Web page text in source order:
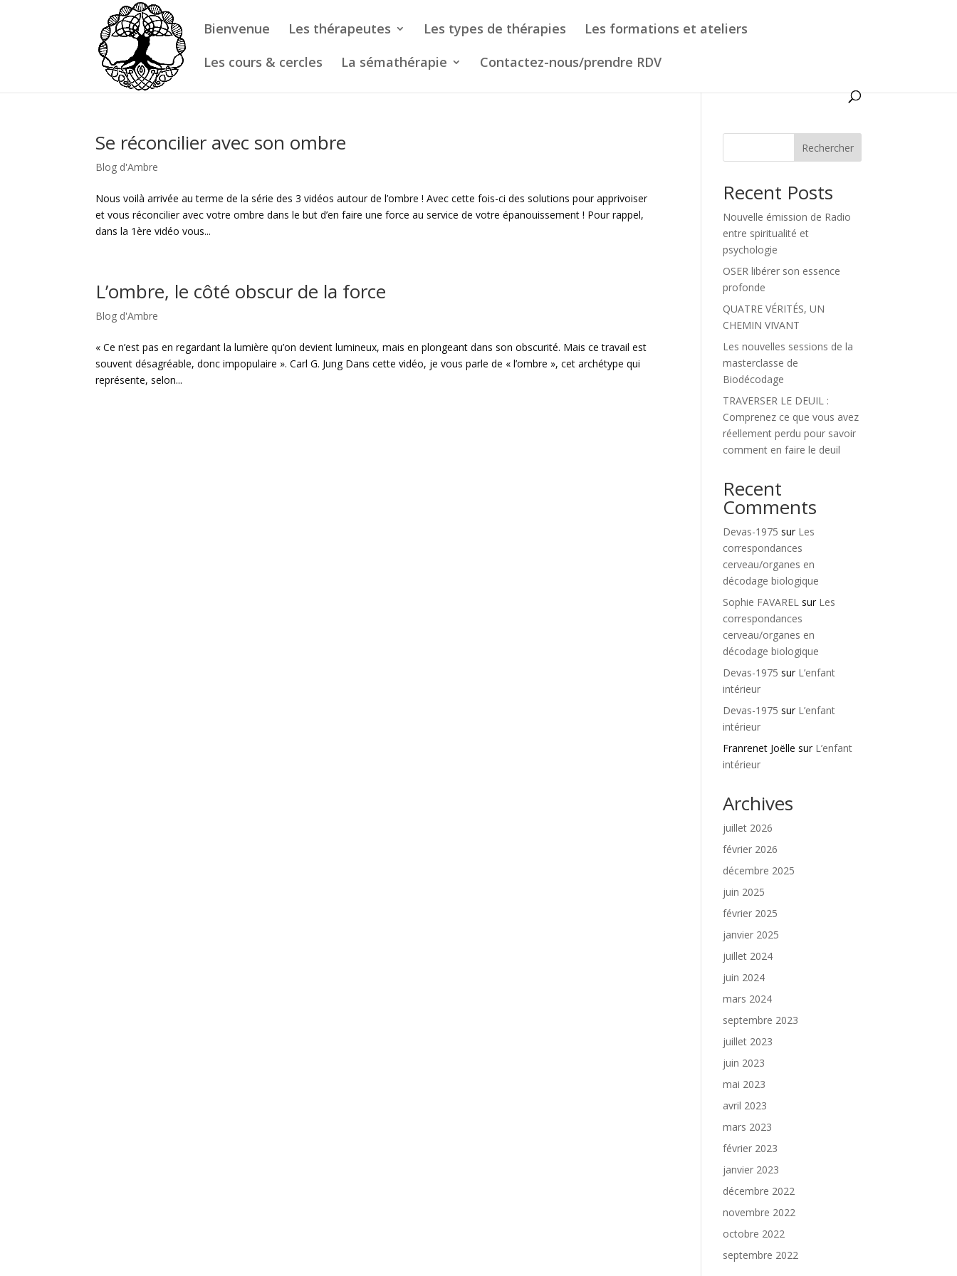
Bienvenue Les thérapeutes Les types de thérapies
Les formations et ateliers
Les cours & cercles
La sémathérapie Contactez-nous/prendre RDV
Se réconcilier avec son ombre
Blog d'Ambre
Nous voilà arrivée au terme de la série des 3 vidéos autour de l’ombre ! Avec cette fois-ci des solutions pour apprivoiser
et vous réconcilier avec votre ombre dans le but d’en faire une force au service de votre épanouissement ! Pour rappel,
dans la 1ère vidéo vous...
L’ombre, le côté obscur de la force
Blog d'Ambre
« Ce n’est pas en regardant la lumière qu’on devient lumineux, mais en plongeant dans son obscurité. Mais ce travail est
souvent désagréable, donc impopulaire ». Carl G. Jung Dans cette vidéo, je vous parle de « l’ombre », cet archétype qui
représente, selon...
Rechercher
Recent Posts
Nouvelle émission de Radio
entre spiritualité et
psychologie
OSER libérer son essence
profonde
QUATRE VÉRITÉS, UN
CHEMIN VIVANT
Les nouvelles sessions de la
masterclasse de
Biodécodage
TRAVERSER LE DEUIL :
Comprenez ce que vous avez
réellement perdu pour savoir
comment en faire le deuil
Recent
Comments
Devas-1975 sur Les
correspondances
cerveau/organes en
décodage biologique
Sophie FAVAREL sur Les
correspondances
cerveau/organes en
décodage biologique
Devas-1975 sur L’enfant
intérieur
Devas-1975 sur L’enfant
intérieur
Franrenet Joëlle sur L’enfant
intérieur
Archives
juillet 2026
février 2026
décembre 2025
juin 2025
février 2025
janvier 2025
juillet 2024
juin 2024
mars 2024
septembre 2023
juillet 2023
juin 2023
mai 2023
avril 2023
mars 2023
février 2023
janvier 2023
décembre 2022
novembre 2022
octobre 2022
septembre 2022